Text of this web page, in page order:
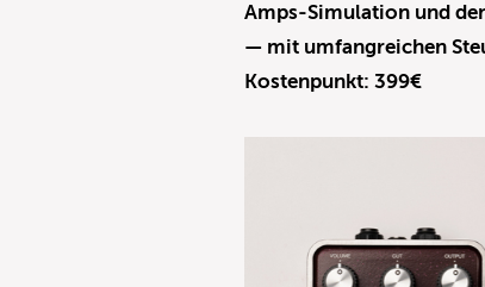
Amps-Simulation und
— mit umfangreichen
Kostenpunkt: 399€